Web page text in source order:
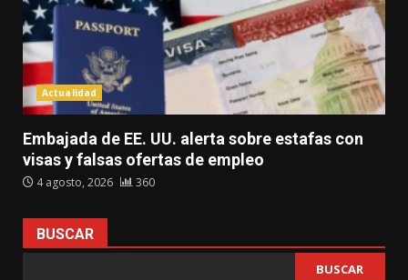
Actualidad
Embajada de EE. UU. alerta sobre estafas con
visas y falsas ofertas de empleo
4 agosto, 2026 360
BUSCAR
BUSCAR